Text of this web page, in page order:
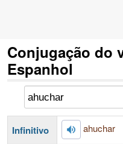
Conjugação do
Espanhol
Infinitivo ahuchar